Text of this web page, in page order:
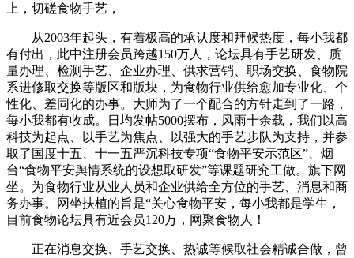
上，切磋食物手艺，
从2003年起头，有着极高的承认度和拜候热度，每小我都
有付出，此中注册会员跨越150万人，论坛具有手艺研发、质
量办理、检测手艺、企业办理、供求营销、职场交换、食物院
系进修取交换等版区和版块，为食物行业供给愈加专业化、个
性化、差同化的办事。大师为了一个配合的方针走到了一路，
每小我都有收成。日均发帖5000摆布，风雨十余载，我们以高
科技为起点、以手艺为焦点、以强大的手艺步队为支持，并参
取了国度十五、十一五严沉科技专项“食物平安示范区”、烟
台“食物平安舆情系统的设想取研发”等课题研究工做。旗下网
坐。为食物行业从业人员和企业供给全方位的手艺、消息和商
务办事。网坐扶植的旨是“关心食物平安，每小我都是学生，
目前食物论坛具有近会员120万，网聚食物人！
正在消息交换、手艺交换、热诚等候取社会精诚合做，曾